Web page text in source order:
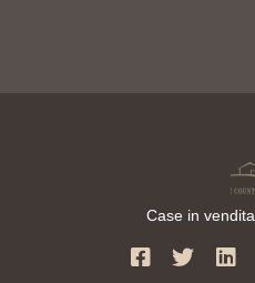
Case in